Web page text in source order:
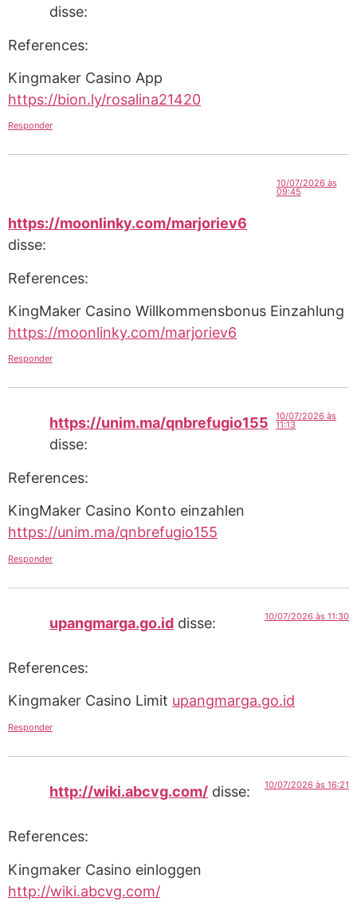
disse:
References:
Kingmaker Casino App
https://bion.ly/rosalina21420
Responder
https://moonlinky.com/marjoriev6
disse:
10/07/2026 às
09:45
References:
KingMaker Casino Willkommensbonus Einzahlung
https://moonlinky.com/marjoriev6
Responder
https://unim.ma/qnbrefugio155
disse:
10/07/2026 às
11:13
References:
KingMaker Casino Konto einzahlen
https://unim.ma/qnbrefugio155
Responder
upangmarga.go.id disse: 10/07/2026 às 11:30
References:
Kingmaker Casino Limit upangmarga.go.id
Responder
http://wiki.abcvg.com/ disse: 10/07/2026 às 16:21
References:
Kingmaker Casino einloggen
http://wiki.abcvg.com/